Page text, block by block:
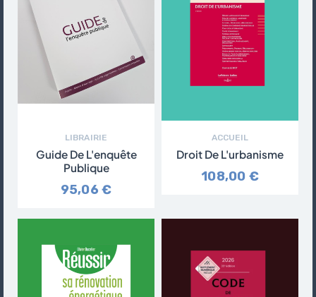
LIBRAIRIE
Guide De L'enquête
Publique
95,06 €
ACCUEIL
Droit De L'urbanisme
108,00 €